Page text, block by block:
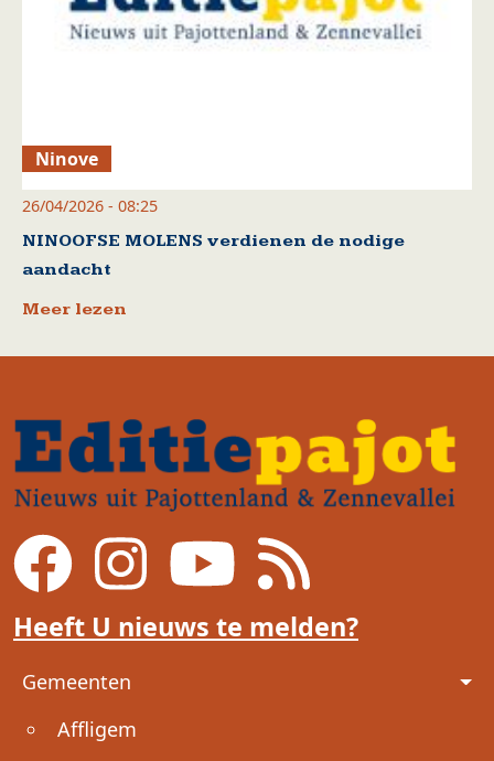
Ninove
26/04/2026 - 08:25
NINOOFSE MOLENS verdienen de nodige
aandacht
Meer lezen
Heeft U nieuws te melden?
Voet
Gemeenten
Affligem